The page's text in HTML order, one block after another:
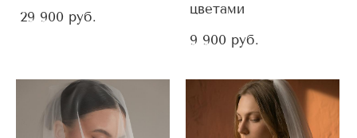
29 900 pуб.
цветами
9 900 pуб.